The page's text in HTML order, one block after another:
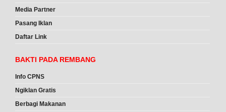
Media Partner
Pasang Iklan
Daftar Link
BAKTI PADA REMBANG
Info CPNS
Ngiklan Gratis
Berbagi Makanan